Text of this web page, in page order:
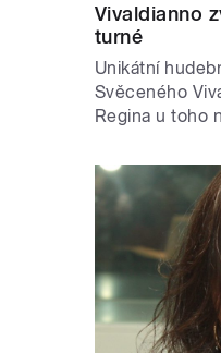
Vivaldianno
turné
Unikátní
Svěceného
Regina u toho